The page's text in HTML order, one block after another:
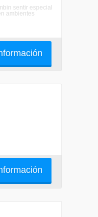
sentir especial
ambientes